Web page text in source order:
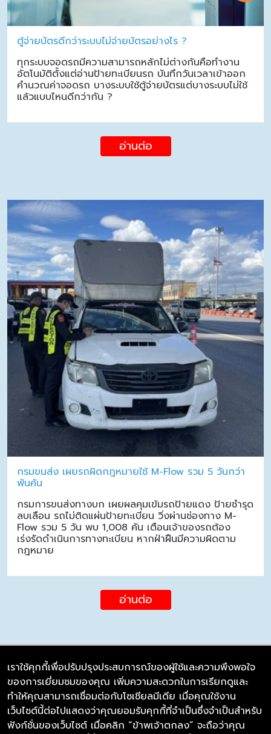
ตู้จ่ายบัตรดีกว่าระบบไม่จ่ายบัตรอย่างไร ?
ทุกระบบจอดรถมีความสามารถหลักไม่ต่างกันคือทำงาน
อัตโนมัติตั้งแต่อ่านป้ายทะเบียนรถ บันทึกวันเวลาเข้าออก
คำนวณค่าจอดรถ บางระบบใช้ตู้จ่ายบัตรแต่บางระบบไม่ใช้
แล้วแบบไหนดีกว่ากัน ?
อ่านต่อ
กรมขนส่ง เผยรถผิดกฎหมายใช้ M-Flow รวม 5 วันกว่า
พันคัน
กรมการขนส่งทางบก เผยผลคุมเข้มรถป้ายแดง ป้ายชำรุด
ลบเลือน รถไม่ติดแผ่นป้ายทะเบียน วิ่งผ่านช่องทาง M-
Flow รวม 5 วัน พบ 1,008 คัน เตือนเจ้าของรถต้อง
เร่งรัดดำเนินการทางทะเบียน หากฝ่าฝืนมีความผิดตาม
กฎหมาย
อ่านต่อ
บริษัท ซิมลิงค์ จำกัด
98/226 Bangrakyai-Baanmai Road,
Bangyai, Nonthaburi 11140
เราใช้คุกกี้เพื่อปรับปรุงประสบการณ์ของผู้ใช้และความพึงพอใจ
ของการเยี่ยมชมของคุณ เพิ่มความสะดวกในการเรียกดูและ
ทำให้คุณสามารถเชื่อมต่อกับโซเชียลมีเดีย เมื่อคุณใช้งาน
เว็บไซต์นี้ต่อไปแสดงว่าคุณยอมรับคุกกี้ที่จำเป็นซึ่งจำเป็นสำหรับ
ฟังก์ชั่นของเว็บไซต์ เมื่อคลิก “ข้าพเจ้าตกลง” จะถือว่าคุณ